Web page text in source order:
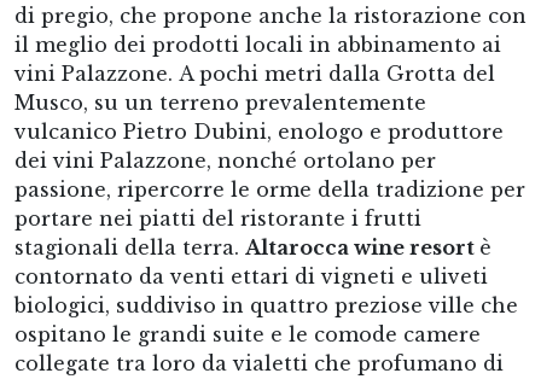
di pregio, che propone anche la ristorazione con
il meglio dei prodotti locali in abbinamento ai
vini Palazzone. A pochi metri dalla Grotta del
Musco, su un terreno prevalentemente
vulcanico Pietro Dubini, enologo e produttore
dei vini Palazzone, nonché ortolano per
passione, ripercorre le orme della tradizione per
portare nei piatti del ristorante i frutti
stagionali della terra. Altarocca wine resort è
contornato da venti ettari di vigneti e uliveti
biologici, suddiviso in quattro preziose ville che
ospitano le grandi suite e le comode camere
collegate tra loro da vialetti che profumano di